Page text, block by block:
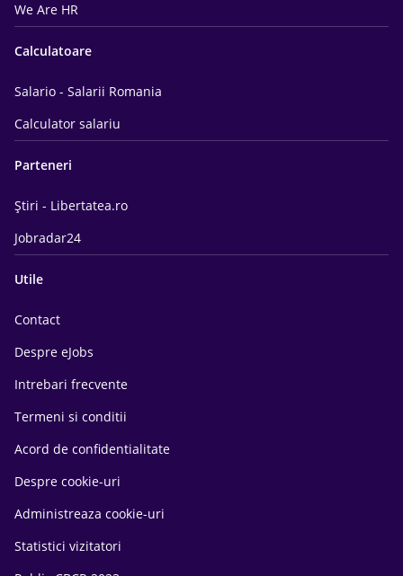
We Are HR
Calculatoare
Salario - Salarii Romania
Calculator salariu
Parteneri
Știri - Libertatea.ro
Jobradar24
Utile
Contact
Despre eJobs
Intrebari frecvente
Termeni si conditii
Acord de confidentialitate
Despre cookie-uri
Administreaza cookie-uri
Statistici vizitatori